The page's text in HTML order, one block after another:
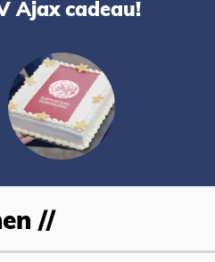
Ajax cadeau!
//